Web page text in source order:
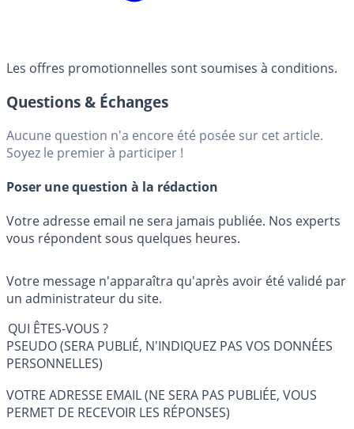
Les offres promotionnelles sont soumises à conditions.
Questions & Échanges
Aucune question n'a encore été posée sur cet article.
Soyez le premier à participer !
Poser une question à la rédaction
Votre adresse email ne sera jamais publiée. Nos experts
vous répondent sous quelques heures.
Votre message n'apparaîtra qu'après avoir été validé par
un administrateur du site.
QUI ÊTES-VOUS ?
PSEUDO (SERA PUBLIÉ, N'INDIQUEZ PAS VOS DONNÉES
PERSONNELLES)
VOTRE ADRESSE EMAIL (NE SERA PAS PUBLIÉE, VOUS
PERMET DE RECEVOIR LES RÉPONSES)